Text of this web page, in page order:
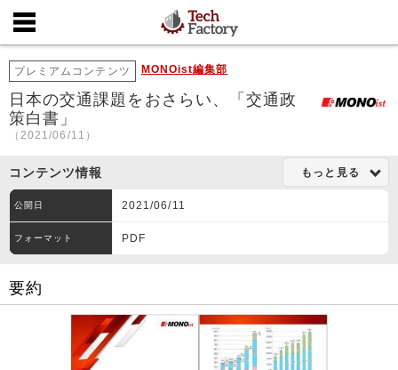
プレミアムコンテンツ MONOist編集部
日本の交通課題をおさらい、「交通政
策白書」
（2021/06/11）
コンテンツ情報 もっと見る
公開日 2021/06/11
フォーマット PDF
要約